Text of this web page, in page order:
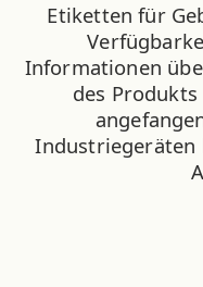
Etiketten für
Informationen
des
Industriegeräten